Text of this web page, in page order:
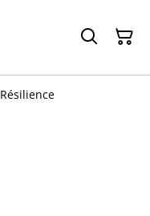
Résilience